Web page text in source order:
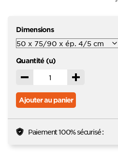
Dimensions
Quantité (u)
Décrémenter Incrémenter
Ajouter au panier
Paiement 100% sécurisé :